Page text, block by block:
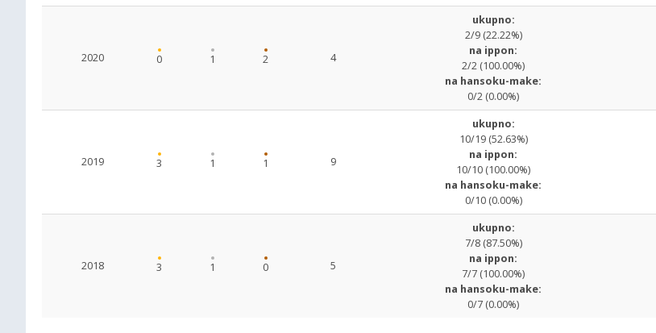
2020 0 1 2 4
ukupno:
2/9 (22.22%)
na ippon:
2/2 (100.00%)
na hansoku-make:
0/2 (0.00%)
2019 3 1 1 9
ukupno:
10/19 (52.63%)
na ippon:
10/10 (100.00%)
na hansoku-make:
0/10 (0.00%)
2018 3 1 0 5
ukupno:
7/8 (87.50%)
na ippon:
7/7 (100.00%)
na hansoku-make:
0/7 (0.00%)